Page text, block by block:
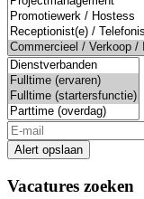
Alert opslaan
Vacatures zoeken